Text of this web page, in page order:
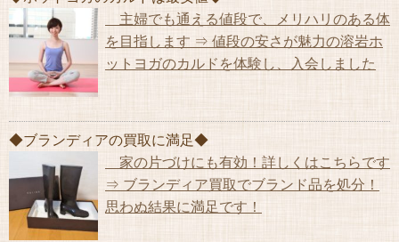
主婦でも通える値段で、メリハリのある体
を目指します ⇒ 値段の安さが魅力の溶岩ホ
ットヨガのカルドを体験し、入会しました
◆ブランディアの買取に満足◆
家の片づけにも有効！詳しくはこちらです
⇒ ブランディア買取でブランド品を処分！
思わぬ結果に満足です！